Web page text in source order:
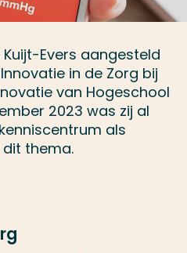
Evers aangesteld
in de Zorg bij
van Hogeschool
2023 was zij al
als
thema.